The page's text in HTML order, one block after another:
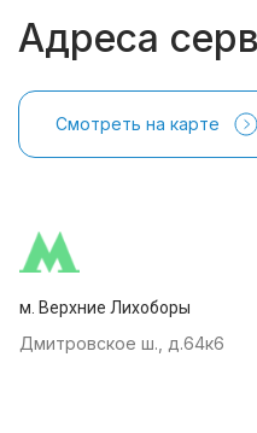
Адреса
Смотреть на карте
м. Верхние Лихоборы
Дмитровское ш., д.64к6